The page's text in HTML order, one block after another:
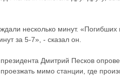
несколько минут. «Погибших
за 5-7», - сказал он.
Дмитрий Песков
мимо станции, где